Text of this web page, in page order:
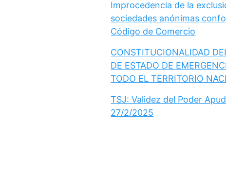
Improcedencia de la
sociedades anónimas
Código de Comercio
CONSTITUCIONALIDAD
DE ESTADO DE
TODO EL TERRITORIO
TSJ: Validez del Poder
27/2/2025